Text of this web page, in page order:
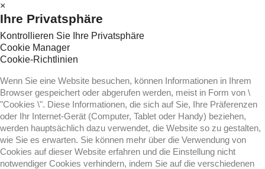
×
Ihre Privatsphäre
Kontrollieren Sie Ihre Privatsphäre
Cookie Manager
Cookie-Richtlinien
Wenn Sie eine Website besuchen, können Informationen in Ihrem
Browser gespeichert oder abgerufen werden, meist in Form von \
"Cookies \". Diese Informationen, die sich auf Sie, Ihre Präferenzen
oder Ihr Internet-Gerät (Computer, Tablet oder Handy) beziehen,
werden hauptsächlich dazu verwendet, die Website so zu gestalten,
wie Sie es erwarten. Sie können mehr über die Verwendung von
Cookies auf dieser Website erfahren und die Einstellung nicht
notwendiger Cookies verhindern, indem Sie auf die verschiedenen